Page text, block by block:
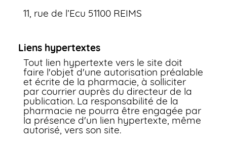
11, rue de l’Ecu 51100 REIMS
Liens hypertextes
Tout lien hypertexte vers le site doit
faire l'objet d'une autorisation préalable
et écrite de la pharmacie, à solliciter
par courrier auprès du directeur de la
publication. La responsabilité de la
pharmacie ne pourra être engagée par
la présence d'un lien hypertexte, même
autorisé, vers son site.